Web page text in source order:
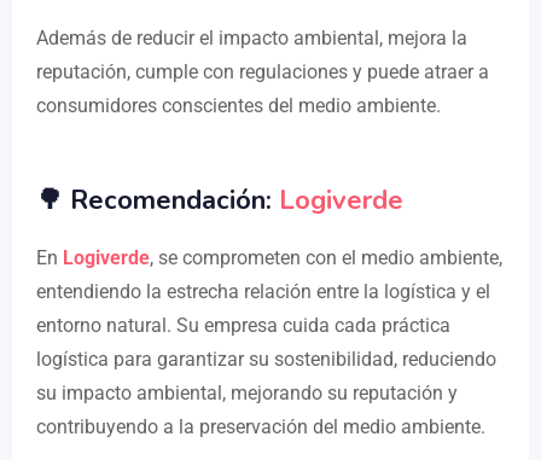
Además de reducir el impacto ambiental, mejora la
reputación, cumple con regulaciones y puede atraer a
consumidores conscientes del medio ambiente.
🌳 Recomendación: Logiverde
En Logiverde, se comprometen con el medio ambiente,
entendiendo la estrecha relación entre la logística y el
entorno natural. Su empresa cuida cada práctica
logística para garantizar su sostenibilidad, reduciendo
su impacto ambiental, mejorando su reputación y
contribuyendo a la preservación del medio ambiente.